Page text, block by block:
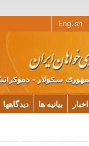
English
اخبار بیانیه ها دیدگاهها